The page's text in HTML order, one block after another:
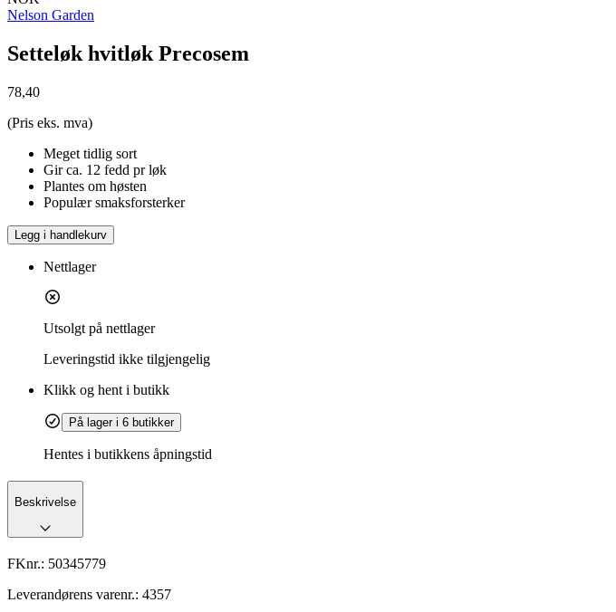
Nelson Garden
Setteløk hvitløk Precosem
78,40
(Pris eks. mva)
Meget tidlig sort
Gir ca. 12 fedd pr løk
Plantes om høsten
Populær smaksforsterker
Legg i handlekurv
Nettlager
Utsolgt på nettlager
Leveringstid ikke tilgjengelig
Klikk og hent i butikk
På lager i 6 butikker
Hentes i butikkens åpningstid
Beskrivelse
FKnr.: 50345779
Leverandørens varenr.: 4357